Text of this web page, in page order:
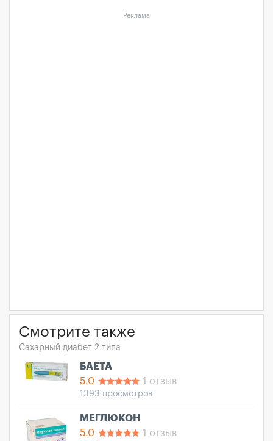
Реклама
Смотрите также
Сахарный диабет 2 типа
БАЕТА
5.0
1 отзыв
1393 просмотров
МЕГЛЮКОН
5.0
1 отзыв